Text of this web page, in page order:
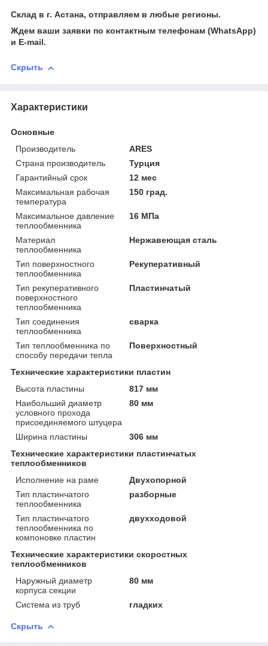
Склад в г. Астана, отправляем в любые регионы.
Ждем ваши заявки по контактным телефонам (WhatsApp)
и Е-mail.
Скрыть
Характеристики
Основные
Производитель
ARES
Страна производитель
Турция
Гарантийный срок
12 мес
Максимальная рабочая
температура
150 град.
Максимальное давление
теплообменника
16 МПа
Материал
теплообменника
Нержавеющая сталь
Тип поверхностного
теплообменника
Рекуперативный
Тип рекуперативного
поверхностного
теплообменника
Пластинчатый
Тип соединения
теплообменника
сварка
Тип теплообменника по
способу передачи тепла
Поверхностный
Технические характеристики пластин
Высота пластины
817 мм
Наибольший диаметр
условного прохода
присоединяемого штуцера
80 мм
Ширина пластины
306 мм
Технические характеристики пластинчатых
теплообменников
Исполнение на раме
Двухопорной
Тип пластинчатого
теплообменника
разборные
Тип пластинчатого
теплообменника по
компоновке пластин
двухходовой
Технические характеристики скоростных
теплообменников
Наружный диаметр
корпуса секции
80 мм
Система из труб гладких
Скрыть